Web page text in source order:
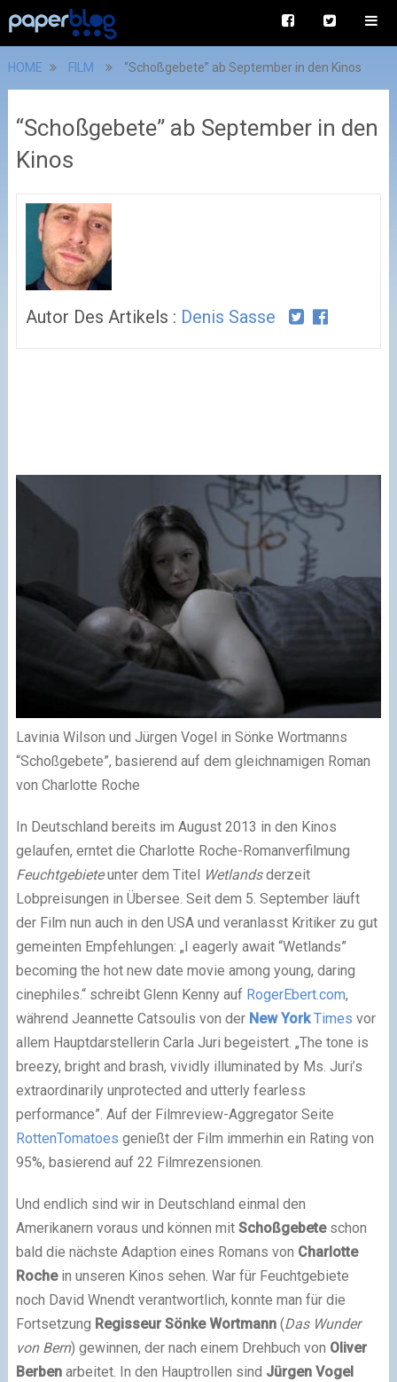
HOME FILM “Schoßgebete” ab September in den Kinos
“Schoßgebete” ab September in den
Kinos
Autor Des Artikels : Denis Sasse
Lavinia Wilson und Jürgen Vogel in Sönke Wortmanns
“Schoßgebete”, basierend auf dem gleichnamigen Roman
von Charlotte Roche
In Deutschland bereits im August 2013 in den Kinos
gelaufen, erntet die Charlotte Roche-Romanverfilmung
Feuchtgebieteunter dem Titel Wetlandsderzeit
Lobpreisungen in Übersee. Seit dem 5. September läuft
der Film nun auch in den USA und veranlasst Kritiker zu gut
gemeinten Empfehlungen: „I eagerly await “Wetlands”
becoming the hot new date movie among young, daring
cinephiles.“ schreibt Glenn Kenny auf RogerEbert.com,
während Jeannette Catsoulis von der New YorkTimes vor
allem Hauptdarstellerin Carla Juri begeistert. „The tone is
breezy, bright and brash, vividly illuminated by Ms. Juri’s
extraordinarily unprotected and utterly fearless
performance”. Auf der Filmreview-Aggregator Seite
RottenTomatoes genießt der Film immerhin ein Rating von
95%, basierend auf 22 Filmrezensionen.
Und endlich sind wir in Deutschland einmal den
Amerikanern voraus und können mit Schoßgebeteschon
bald die nächste Adaption eines Romans von Charlotte
Rochein unseren Kinos sehen. War für Feuchtgebiete
noch David Wnendt verantwortlich, konnte man für die
Fortsetzung Regisseur Sönke Wortmann(Das Wunder
von Bern) gewinnen, der nach einem Drehbuch von Oliver
Berbenarbeitet. In den Hauptrollen sind Jürgen Vogel